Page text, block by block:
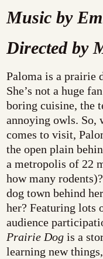
Music by
Directed by
Paloma is a prairie
She’s not a huge
boring cuisine, the
annoying owls. So,
comes to visit,
the open plain
a metropolis of 22
how many
dog town behind
her? Featuring lots
audience
Prairie Dog is a
learning new